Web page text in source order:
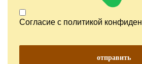
Согласие с политикой
отправить